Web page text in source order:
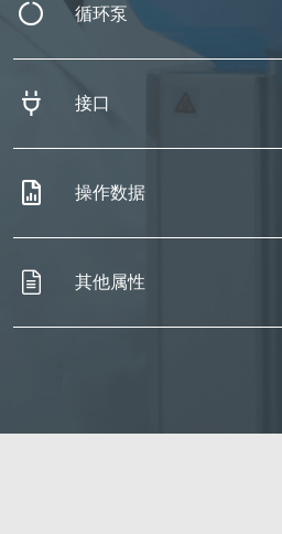
循环泵
接口
操作数据
其他属性